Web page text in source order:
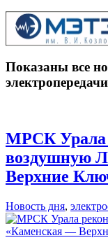
Показаны все
МРСК Урала
воздушную
Верхние
Новость дня,